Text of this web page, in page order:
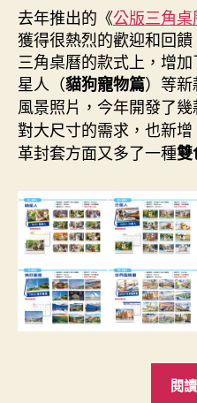
者
去年推出的《公版三角
獲得很熱烈的歡迎和回
三角桌曆的款式上，增
星人（貓狗寵物篇）等
風景照片，今年開發了幾
對大尺寸的需求，也新增
革封套方面又多了一種雙
閱